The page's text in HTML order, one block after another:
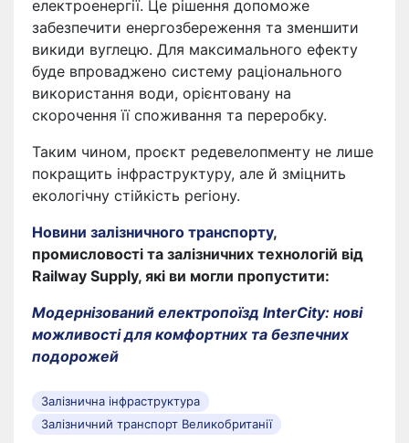
електроенергії. Це рішення допоможе
забезпечити енергозбереження та зменшити
викиди вуглецю. Для максимального ефекту
буде впроваджено систему раціонального
використання води, орієнтовану на
скорочення її споживання та переробку.
Таким чином, проєкт редевелопменту не лише
покращить інфраструктуру, але й зміцнить
екологічну стійкість регіону.
Новини залізничного транспорту,
промисловості та залізничних технологій від
Railway Supply, які ви могли пропустити:
Модернізований електропоїзд InterCity: нові
можливості для комфортних та безпечних
подорожей
Залізнична інфраструктура
Залізничний транспорт Великобританії